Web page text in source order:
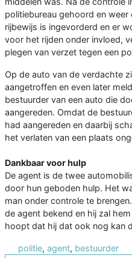
politiebureau gehoord en
rijbewijs is ingevorderd en er
voor het rijden onder invloed,
plegen van verzet tegen een
Op de auto van de verdachte
aangetroffen en even later
bestuurder van een auto die
aangereden. Omdat de
had aangereden en daarbij
het verlaten van een plaats
Dankbaar voor hulp
De agent is de twee
door hun geboden hulp. Het
man onder controle te
de agent bekend en hij zal
hoopt dat hij dat ook nog kan
politie, agent, bestuurder